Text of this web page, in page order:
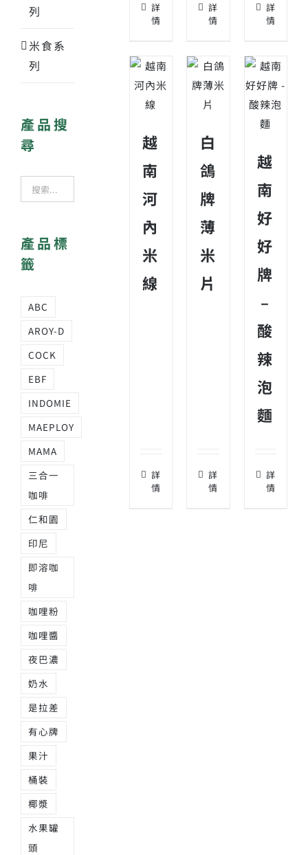
詳
情
詳
情
詳
情
越
南
河
內
米
線
詳
情
白
鴿
牌
薄
米
片
詳
情
越
南
好
好
牌
–
酸
辣
泡
麵
詳
情
列
米食系
列
產品搜
尋
產品標
籤
ABC
AROY-D
COCK
EBF
INDOMIE
MAEPLOY
MAMA
三合一
咖啡
仁和園
印尼
即溶咖
啡
咖哩粉
咖哩醬
夜巴濃
奶水
是拉差
有心牌
果汁
桶裝
椰漿
水果罐
頭